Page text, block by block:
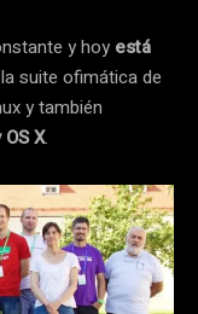
y hoy está
suite ofimática de
y también
X.